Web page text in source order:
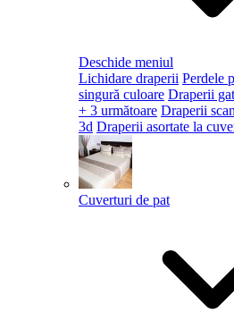
Deschide meniul
Lichidare draperii Perdele
singură culoare Draperii
+ 3 următoare Draperii
3d Draperii asortate la
Cuverturi de pat